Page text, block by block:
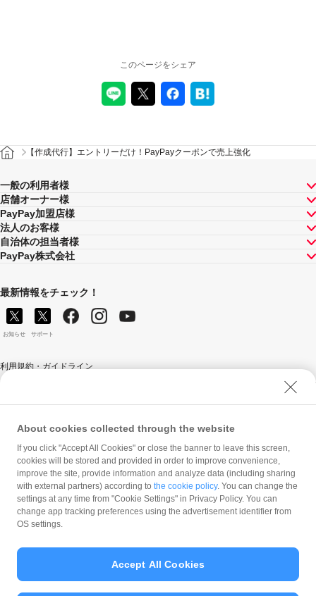
このページをシェア
【作成代行】エントリーだけ！PayPayクーポンで売上強化
一般の利用者様
店舗オーナー様
PayPay加盟店様
法人のお客様
自治体の担当者様
PayPay株式会社
最新情報をチェック！
お知らせ サポート
利用規約・ガイドライン
ソフトバンク人権ポリシー
PayPay Code of Ethics & Business Conduct
プライバシーポリシー
ユーザープライバシーについて
ユーザーセキュリティについて
ウェブサイト利用規約
反社会的勢力に対する方針
カスタマーハラスメントに関する当社の考え方
About cookies collected through the website
If you click "Accept All Cookies" or close the banner to leave this screen,
cookies will be stored and provided in order to improve convenience,
improve the site, provide information and analyze data (including sharing
with external partners) according to the cookie policy. You can change the
settings at any time from "Cookie Settings" in Privacy Policy. You can
change app tracking preferences using the advertisement identifier from
OS settings.
Accept All Cookies